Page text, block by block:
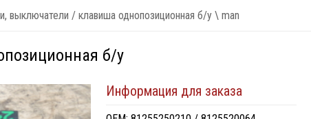
выключатели / клавиша однопозиционная б/у \ man
б/у
Информация для заказа